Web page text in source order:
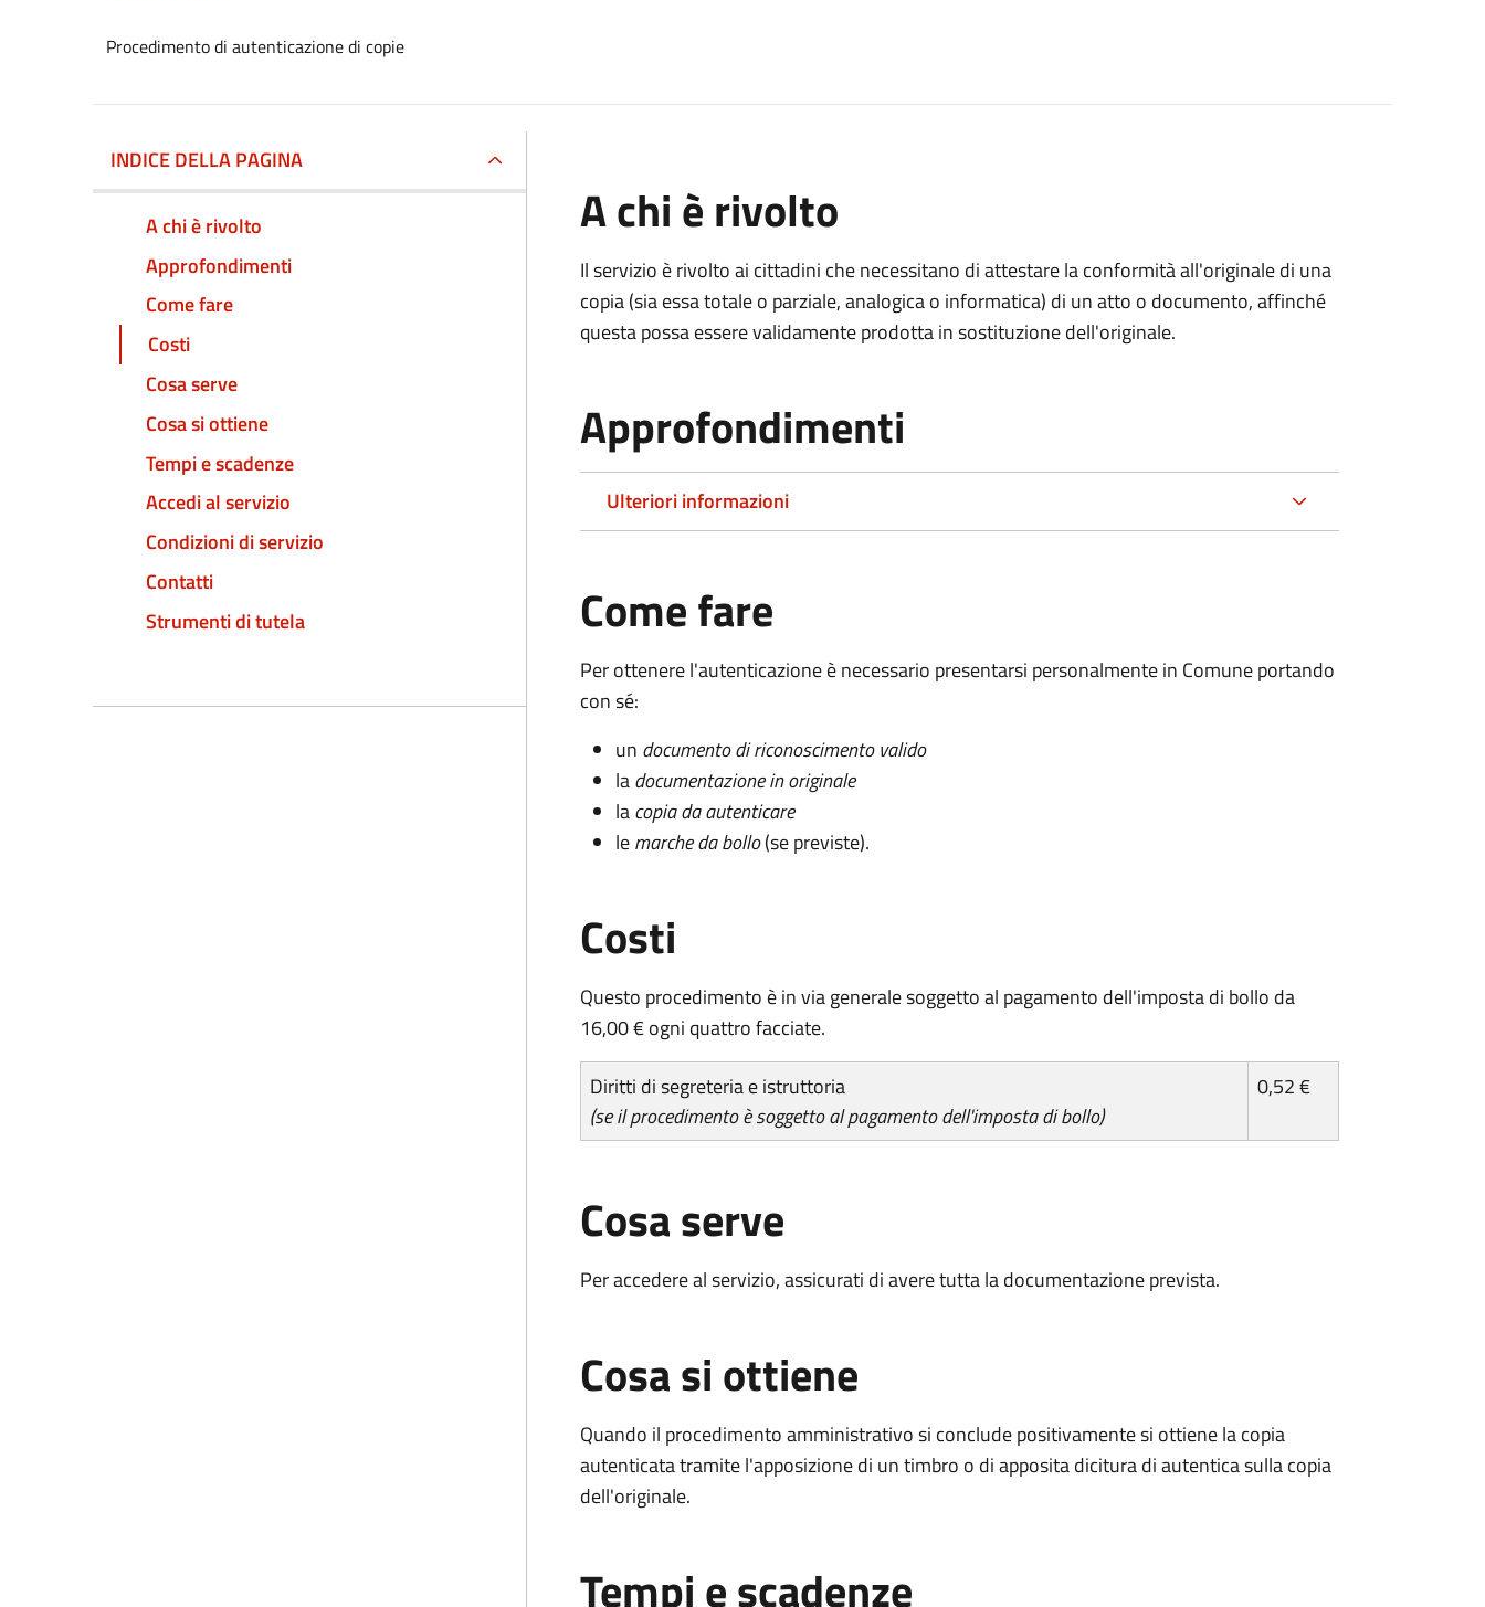
Procedimento di autenticazione di copie
INDICE DELLA PAGINA
A chi è rivolto
Approfondimenti
Come fare
Costi
Cosa serve
Cosa si ottiene
Tempi e scadenze
Accedi al servizio
Condizioni di servizio
Contatti
Strumenti di tutela
A chi è rivolto
Il servizio è rivolto ai cittadini che necessitano di attestare la conformità all'originale di una
copia (sia essa totale o parziale, analogica o informatica) di un atto o documento, affinché
questa possa essere validamente prodotta in sostituzione dell'originale.
Approfondimenti
Ulteriori informazioni
Come fare
Per ottenere l'autenticazione è necessario presentarsi personalmente in Comune portando
con sé:
un documento di riconoscimento valido
ladocumentazione in originale
lacopia da autenticare
lemarche da bollo(se previste).
Costi
Questo procedimento è in via generale soggetto al pagamento dell'imposta di bollo da
16,00 € ogni quattro facciate.
Diritti di segreteria e istruttoria
(se il procedimento è soggetto al pagamento dell'imposta di bollo)
0,52 €
Cosa serve
Per accedere al servizio, assicurati di avere tutta la documentazione prevista.
Cosa si ottiene
Quando il procedimento amministrativo si conclude positivamente si ottiene la copia
autenticata tramite l'apposizione di un timbro o di apposita dicitura di autentica sulla copia
dell'originale.
Tempi e scadenze